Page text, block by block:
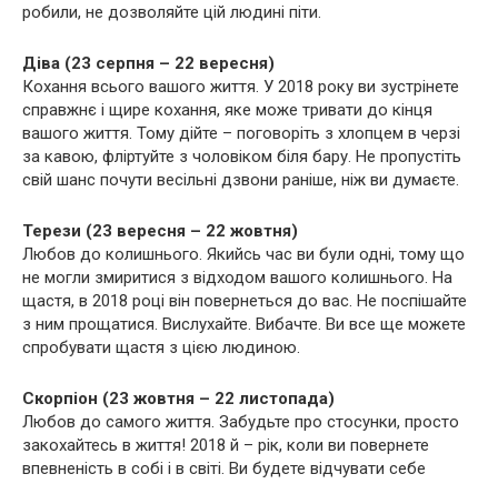
робили, не дозволяйте цій людині піти.
Діва (23 серпня – 22 вересня)
Кохання всього вашого життя. У 2018 року ви зустрінете
справжнє і щире кохання, яке може тривати до кінця
вашого життя. Тому дійте – поговоріть з хлопцем в черзі
за кавою, фліртуйте з чоловіком біля бару. Не пропустіть
свій шанс почути весільні дзвони раніше, ніж ви думаєте.
Терези (23 вересня – 22 жовтня)
Любов до колишнього. Якийсь час ви були одні, тому що
не могли змиритися з відходом вашого колишнього. На
щастя, в 2018 році він повернеться до вас. Не поспішайте
з ним прощатися. Вислухайте. Вибачте. Ви все ще можете
спробувати щастя з цією людиною.
Скорпіон (23 жовтня – 22 листопада)
Любов до самого життя. Забудьте про стосунки, просто
закохайтесь в життя! 2018 й – рік, коли ви повернете
впевненість в собі і в світі. Ви будете відчувати себе